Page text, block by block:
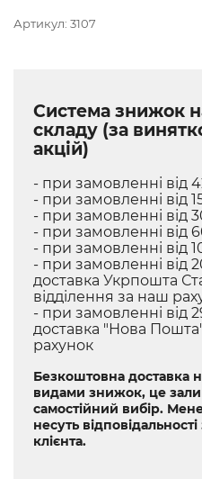
Артикул: 3107
Система знижок
складу (за
акцій)
- при замовленні від
- при замовленні від
- при замовленні від
- при замовленні від
- при замовленні від
- при замовленні від
доставка Укрпошта
відділення за наш
- при замовленні від
доставка "Нова
рахунок
Безкоштовна доставка
видами знижок, це
самостійний вибір.
несуть
клієнта.